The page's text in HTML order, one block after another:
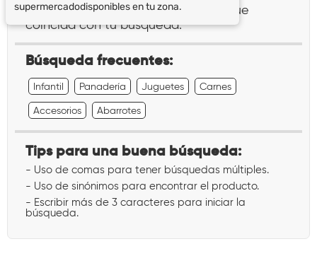
supermercadodisponibles en tu zona.
No encontramos ningún resultado que
coincida con tu búsqueda:""
Búsqueda frecuentes:
Infantil Panadería Juguetes Carnes
Accesorios Abarrotes
Tips para una buena búsqueda:
- Uso de comas para tener búsquedas múltiples.
- Uso de sinónimos para encontrar el producto.
- Escribir más de 3 caracteres para iniciar la
búsqueda.